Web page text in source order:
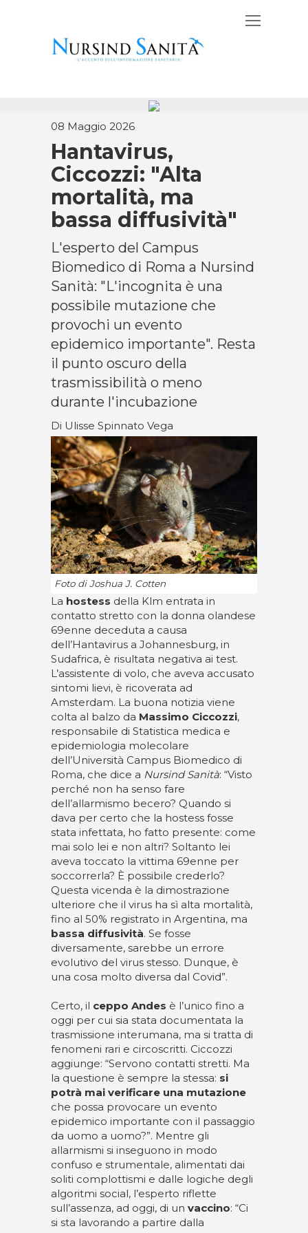
08 Maggio 2026
Hantavirus,
Ciccozzi: "Alta
mortalità, ma
bassa diffusività"
L'esperto del Campus
Biomedico di Roma a Nursind
Sanità: "L'incognita è una
possibile mutazione che
provochi un evento
epidemico importante". Resta
il punto oscuro della
trasmissibilità o meno
durante l'incubazione
Di Ulisse Spinnato Vega
Foto di Joshua J. Cotten
La hostess della Klm entrata in
contatto stretto con la donna olandese
69enne deceduta a causa
dell’Hantavirus a Johannesburg, in
Sudafrica, è risultata negativa ai test.
L’assistente di volo, che aveva accusato
sintomi lievi, è ricoverata ad
Amsterdam. La buona notizia viene
colta al balzo da Massimo Ciccozzi,
responsabile di Statistica medica e
epidemiologia molecolare
dell’Università Campus Biomedico di
Roma, che dice a Nursind Sanità: “Visto
perché non ha senso fare
dell’allarmismo becero? Quando si
dava per certo che la hostess fosse
stata infettata, ho fatto presente: come
mai solo lei e non altri? Soltanto lei
aveva toccato la vittima 69enne per
soccorrerla? È possibile crederlo?
Questa vicenda è la dimostrazione
ulteriore che il virus ha sì alta mortalità,
fino al 50% registrato in Argentina, ma
bassa diffusività. Se fosse
diversamente, sarebbe un errore
evolutivo del virus stesso. Dunque, è
una cosa molto diversa dal Covid”.
Certo, il ceppo Andes è l’unico fino a
oggi per cui sia stata documentata la
trasmissione interumana, ma si tratta di
fenomeni rari e circoscritti. Ciccozzi
aggiunge: “Servono contatti stretti. Ma
la questione è sempre la stessa: si
potrà mai verificare una mutazione
che possa provocare un evento
epidemico importante con il passaggio
da uomo a uomo?”. Mentre gli
allarmismi si inseguono in modo
confuso e strumentale, alimentati dai
soliti complottismi e dalle logiche degli
algoritmi social, l’esperto riflette
sull’assenza, ad oggi, di un vaccino: “Ci
si sta lavorando a partire dalla